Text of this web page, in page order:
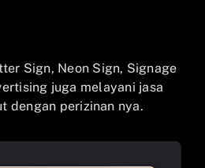
Sign, Neon Sign, Signage
juga melayani jasa
dengan perizinan nya.